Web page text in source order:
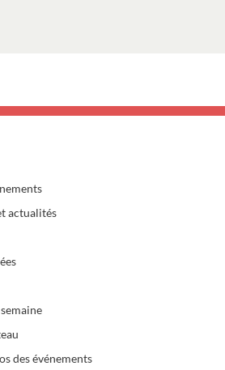
actualités
des événements